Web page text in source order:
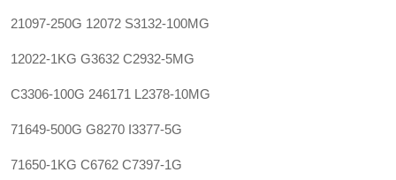
21097-250G 12072 S3132-100MG
12022-1KG G3632 C2932-5MG
C3306-100G 246171 L2378-10MG
71649-500G G8270 I3377-5G
71650-1KG C6762 C7397-1G